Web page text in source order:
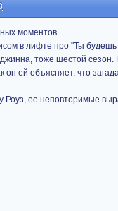
моментов...
в лифте про "Ты будешь
тоже шестой сезон.
он ей объясняет, что
Роуз, ее неповторимые